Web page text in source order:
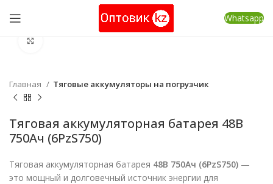
Whatsapp
Главная Тяговые аккумуляторы на погрузчик
Тяговая аккумуляторная батарея 48В
750Ач (6PzS750)
Тяговая аккумуляторная батарея 48В 750Ач (6PzS750) —
это мощный и долговечный источник энергии для